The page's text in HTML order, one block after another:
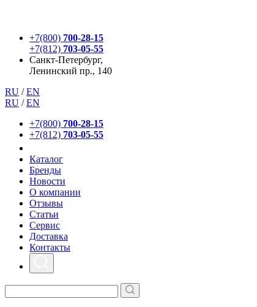
+7(800) 700-28-15
+7(812) 703-05-55
Санкт-Петербург,
Ленинский пр., 140
RU / EN
RU / EN
+7(800) 700-28-15
+7(812) 703-05-55
Каталог
Бренды
Новости
О компании
Отзывы
Статьи
Сервис
Доставка
Контакты